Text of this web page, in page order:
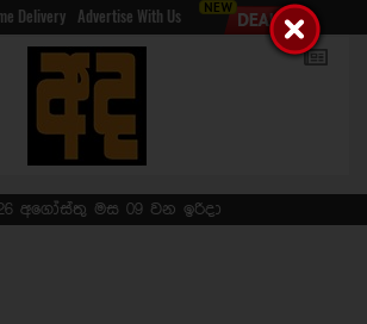
Delivery Advertise With Us
අගෝස්තු මස 09 වන ඉරිදා